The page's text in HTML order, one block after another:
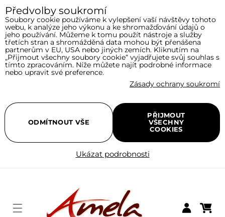
Přihlásit se
Menu
Předvolby soukromí
Soubory cookie používáme k vylepšení vaší návštěvy tohoto
webu, k analýze jeho výkonu a ke shromažďování údajů o
jeho používání. Můžeme k tomu použít nástroje a služby
třetích stran a shromážděná data mohou být přenášena
partnerům v EU, USA nebo jiných zemích. Kliknutím na
„Přijmout všechny soubory cookie“ vyjadřujete svůj souhlas s
tímto zpracováním. Níže můžete najít podrobné informace
nebo upravit své preference.
Zásady ochrany soukromí
Ukázat podrobnosti
PŘIJMOUT
VŠECHNY
COOKIES
ODMÍTNOUT VŠE